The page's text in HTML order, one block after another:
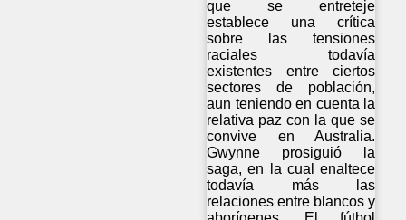
que se entreteje
establece una crítica
sobre las tensiones
raciales todavía
existentes entre ciertos
sectores de población,
aun teniendo en cuenta la
relativa paz con la que se
convive en Australia.
Gwynne prosiguió la
saga, en la cual enaltece
todavía más las
relaciones entre blancos y